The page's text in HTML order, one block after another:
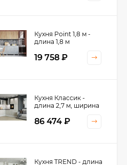
Кухня Point 1,8 м -
длина 1,8 м
19 758 ₽
Кухня Классик -
длина 2,7 м, ширина
86 474 ₽
Кухня TREND - длина
Кухня Принцесса -
длина 2,4 м
38 767₽
Кухня Оптима - длина
2,8 м, ширина 1,4 м
52 197₽
Кухня Камелия -